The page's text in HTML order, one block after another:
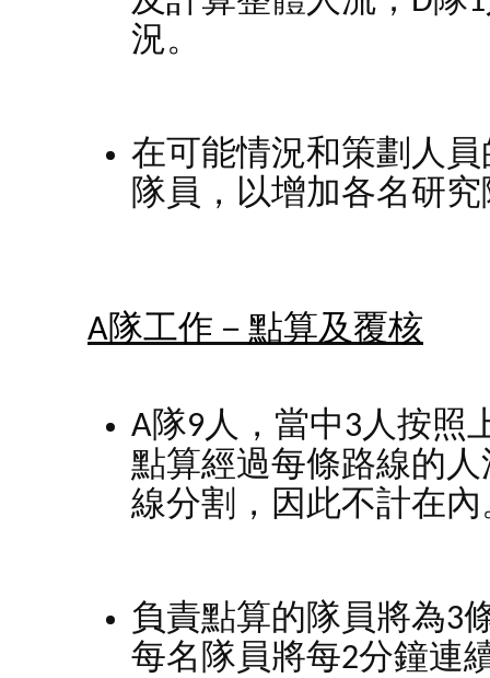
況。
在可能情況和策劃人
隊員，以增加各名研
A隊工作－點算及覆核
A隊9人，當中3人按照
點算經過每條路線的
線分割，因此不計在內
負責點算的隊員將為3
每名隊員將每2分鐘連